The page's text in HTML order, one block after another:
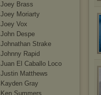
Joey Brass
Joey Moriarty
Joey Vox
John Despe
Johnathan Strake
Johnny Rapid
Juan El Caballo Loco
Justin Matthews
Kayden Gray
Ken Summers